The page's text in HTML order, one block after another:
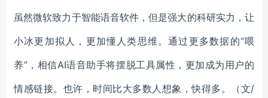
虽然微软致力于智能语音软件，但是强大的科研实力，让
小冰更加拟人，更加懂人类思维。通过更多数据的“喂
养”，相信AI语音助手将摆脱工具属性，更加成为用户的
情感链接。也许，时间比大多数人想象，快得多。（文/